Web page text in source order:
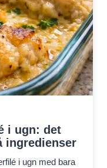
i ugn: det
ingredienser
i ugn med bara